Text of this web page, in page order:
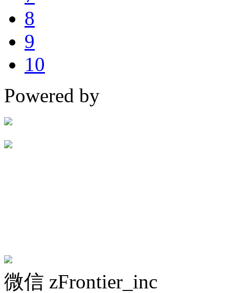
8
9
10
Powered by
微信 zFrontier_inc